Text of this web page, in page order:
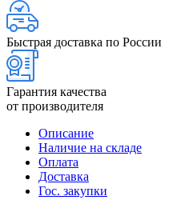
Быстрая доставка по России
Гарантия качества
от производителя
Описание
Наличие на складе
Оплата
Доставка
Гос. закупки